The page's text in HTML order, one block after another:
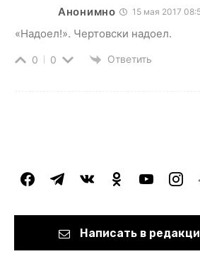
Анонимно 15 мая 2017
«Надоел!». Чертовски надоел.
0 0 Ответить
facebooktelegramvkontakteodnoklassniki
youtube
Написать в